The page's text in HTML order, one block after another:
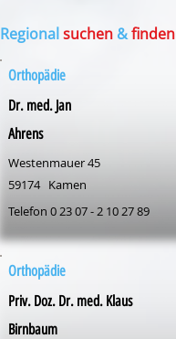
Regional suchen &finden
Orthopädie
Dr. med. Jan
Ahrens
Westenmauer 45
59174 Kamen
Telefon 0 23 07 - 2 10 27 89
Orthopädie
Priv. Doz. Dr. med. Klaus
Birnbaum